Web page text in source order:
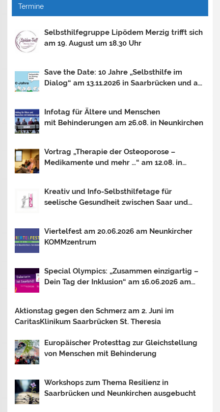
Termine
Selbsthilfegruppe Lipödem Merzig trifft sich
am 19. August um 18.30 Uhr
Save the Date: 10 Jahre „Selbsthilfe im
Dialog“ am 13.11.2026 in Saarbrücken und am
Infotag für Ältere und Menschen
mit Behinderungen am 26.08. in Neunkirchen
Vortrag „Therapie der Osteoporose –
Medikamente und mehr …“ am 12.08. in
Kreativ und Info-Selbsthilfetage für
seelische Gesundheit zwischen Saar und
INSIDER?
Viertelfest am 20.06.2026 am Neunkircher
KOMMzentrum
Special Olympics: „Zusammen einzigartig –
Dein Tag der Inklusion“ am 16.06.2026 am
Aktionstag gegen den Schmerz am 2. Juni im
CaritasKlinikum Saarbrücken St. Theresia
Europäischer Protesttag zur Gleichstellung
von Menschen mit Behinderung
Workshops zum Thema Resilienz in
Saarbrücken und Neunkirchen ausgebucht